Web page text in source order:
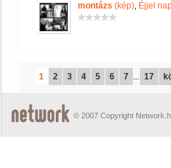
montázs (kép), Éjjel
1 2 3 4 5 6 7 ... 17
© 2007 Copyright